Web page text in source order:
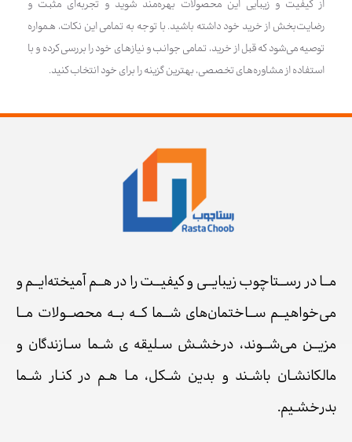
از کیفیت و زیبایی این محصولات بهره‌مند شوید و تجربه‌ای مثبت و
رضایت‌بخش از خرید خود داشته باشید. با توجه به تمامی این نکات، همواره
توصیه می‌شود که قبل از خرید، تمامی جوانب و نیازهای خود را بررسی کرده و با
استفاده از مشاوره‌های تخصصی، بهترین گزینه را برای خود انتخاب کنید.
مــا در رســتاچوب زیبایــی و کیفیــت را در هــم آمیخته‌ایــم و
می‌خواهیــم ســاختمان‌های شــما کــه بــه محصــولات مــا
مزیــن می‌شــوند، درخشـش سـلیقه ی شـما سـازندگان و
مالکانشـان باشـند و بدین شـکل، مـا هـم در کنـار شـما
بدرخشـیم.